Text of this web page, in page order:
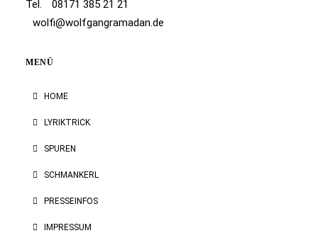
Tel.
08171 385 21 21
wolfi@wolfgangramadan.de
MENÜ
HOME
LYRIKTRICK
SPUREN
SCHMANKERL
PRESSEINFOS
IMPRESSUM